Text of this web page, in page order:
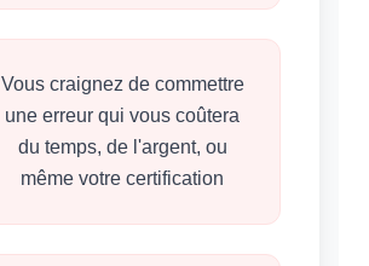
Vous craignez de commettre
une erreur qui vous coûtera
du temps, de l'argent, ou
même votre certification